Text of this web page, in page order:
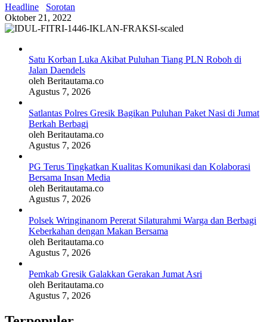
Headline
Sorotan
Oktober 21, 2022
Satu Korban Luka Akibat Puluhan Tiang PLN Roboh di
Jalan Daendels
oleh Beritautama.co
Agustus 7, 2026
Satlantas Polres Gresik Bagikan Puluhan Paket Nasi di Jumat
Berkah Berbagi
oleh Beritautama.co
Agustus 7, 2026
PG Terus Tingkatkan Kualitas Komunikasi dan Kolaborasi
Bersama Insan Media
oleh Beritautama.co
Agustus 7, 2026
Polsek Wringinanom Pererat Silaturahmi Warga dan Berbagi
Keberkahan dengan Makan Bersama
oleh Beritautama.co
Agustus 7, 2026
Pemkab Gresik Galakkan Gerakan Jumat Asri
oleh Beritautama.co
Agustus 7, 2026